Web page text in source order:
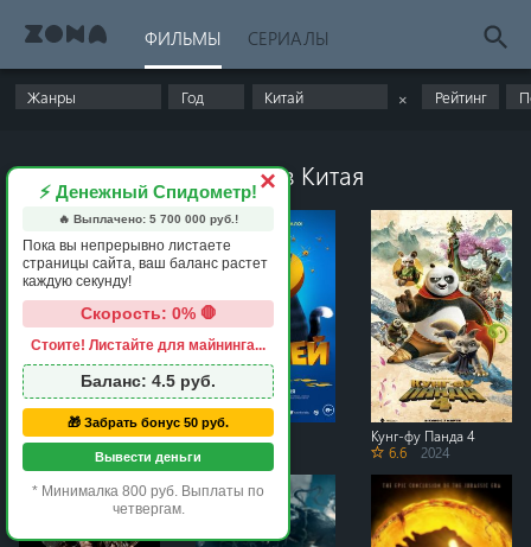
ФИЛЬМЫ СЕРИАЛЫ
×
Популярные фильмы из Китая
Высокое напряжение
2024
10 жизней
2024
Кунг-фу Панда 4
6.6
2024
×
⚡ Денежный Спидометр!
🔥 Выплачено: 5 700 000 руб.!
Пока вы непрерывно листаете
страницы сайта, ваш баланс растет
каждую секунду!
Скорость: 0% 🛑
Стоите! Листайте для майнинга...
Баланс: 4.5 руб.
🎁 Забрать бонус 50 руб.
Вывести деньги
* Минималка 800 руб. Выплаты по
четвергам.